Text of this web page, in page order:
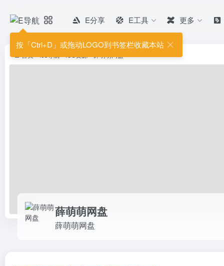
按「Ctrl+D」或拖动LOGO到书签栏收藏本站
E分享 E工具 更多
薛萌萌网盘
薛萌萌网盘
薛萌萌网盘